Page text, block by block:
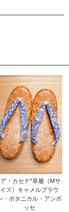
・カセテ*草履（Mサ
イズ）キャメルブラウ
・ボタニカル・アンボ
ッセ